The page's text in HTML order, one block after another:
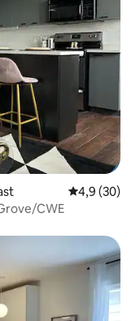
Gemiddelde
4,9 (30)
CWE